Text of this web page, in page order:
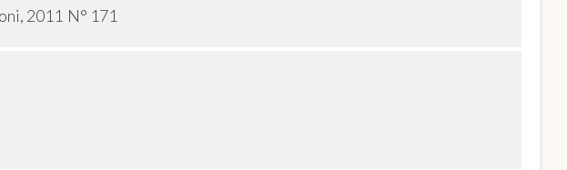
2011 N° 171